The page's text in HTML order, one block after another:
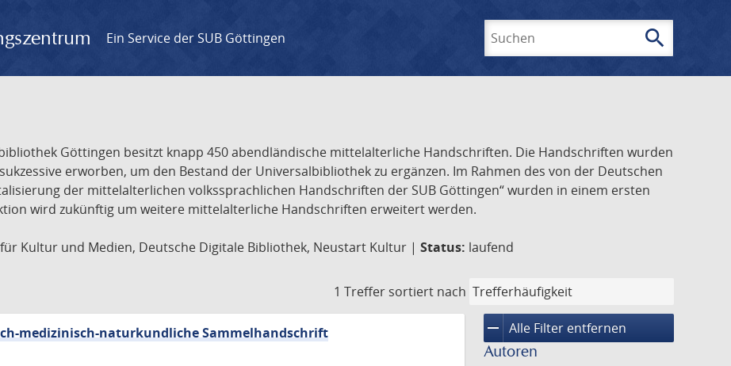
Ein Service der SUB Göttingen search
Göttingen besitzt knapp 450 abendländische mittelalterliche Handschriften. Die Handschriften wurden
erworben, um den Bestand der Universalbibliothek zu ergänzen. Im Rahmen des von der Deutschen
der mittelalterlichen volkssprachlichen Handschriften der SUB Göttingen“ wurden in einem ersten
wird zukünftig um weitere mittelalterliche Handschriften erweitert werden.
Kultur und Medien, Deutsche Digitale Bibliothek, Neustart Kultur | Status: laufend
1 Treffer sortiert nach
remove Alle Filter entfernen
Autoren
medizinisch-naturkundliche Sammelhandschrift